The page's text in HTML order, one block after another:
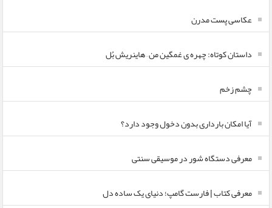
عکاسی پست مدرن
داستان کوتاه: چهره ی غمگین من – هاینریش بُل
چشم زخم
آیا امکان بارداری بدون دخول وجود دارد؟
معرفی دستگاه شور در موسیقی سنتی
معرفی کتاب | فارست گامپ؛ دنیای یک ساده دل